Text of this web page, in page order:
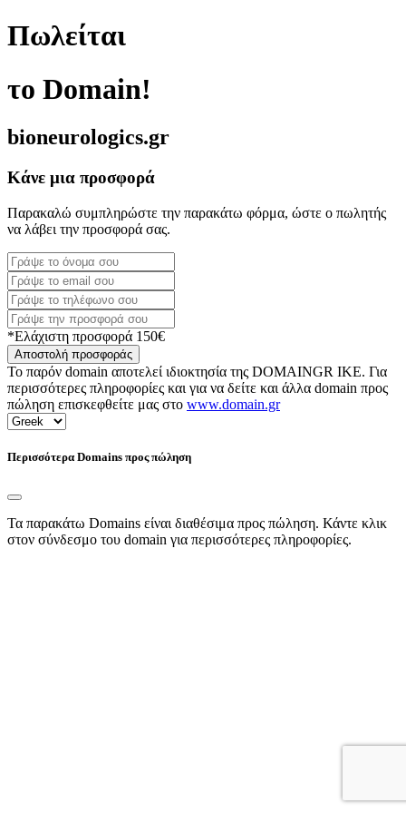
Πωλείται
το Domain!
bioneurologics.gr
Κάνε μια προσφορά
Παρακαλώ συμπληρώστε την παρακάτω φόρμα, ώστε ο πωλητής
να λάβει την προσφορά σας.
*Ελάχιστη προσφορά 150€
Αποστολή προσφοράς
Το παρόν domain αποτελεί ιδιοκτησία της DOMAINGR ΙΚΕ. Για
περισσότερες πληροφορίες και για να δείτε και άλλα domain προς
πώληση επισκεφθείτε μας στο www.domain.gr
Περισσότερα Domains προς πώληση
Τα παρακάτω Domains είναι διαθέσιμα προς πώληση. Κάντε κλικ
στον σύνδεσμο του domain για περισσότερες πληροφορίες.